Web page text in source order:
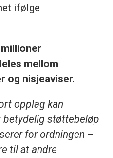
ifølge
mellom
og nisjeaviser.
opplag kan
betydelig støttebeløp
for ordningen –
til at andre